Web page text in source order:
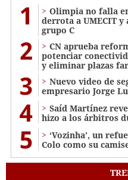
1
Olimpia no falla
derrota a UMECIT
grupo C
2
CN aprueba
potenciar
y eliminar plazas
3
Nuevo video de
empresario Jorge
4
Saíd Martínez
hizo a los árbitros
5
‘Vozinha’, un
Colo como su